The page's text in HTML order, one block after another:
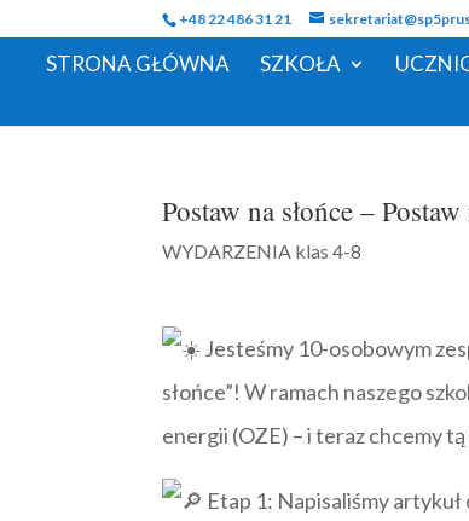
+48 22 486 31 21
STRONA GŁÓWNA SZKOŁA
Postaw na słońce –
WYDARZENIA klas 4-8
Jesteśmy 10-osobowym
słońce”! W ramach naszego
energii (OZE) – i teraz chcemy
Etap 1: Napisaliśmy